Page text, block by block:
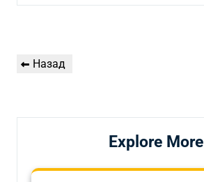
по
Предыдущая
Назад
Explore More